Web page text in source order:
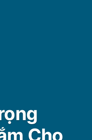
Cho